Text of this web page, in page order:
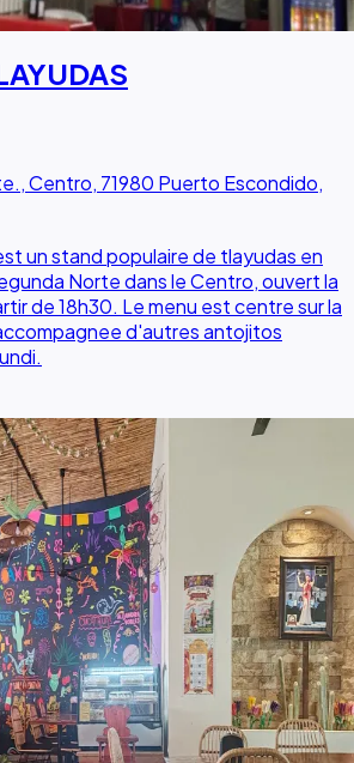
Centro, 71980 Puerto Escondido,
un stand populaire de tlayudas en
Norte dans le Centro, ouvert la
de 18h30. Le menu est centre sur la
d'autres antojitos